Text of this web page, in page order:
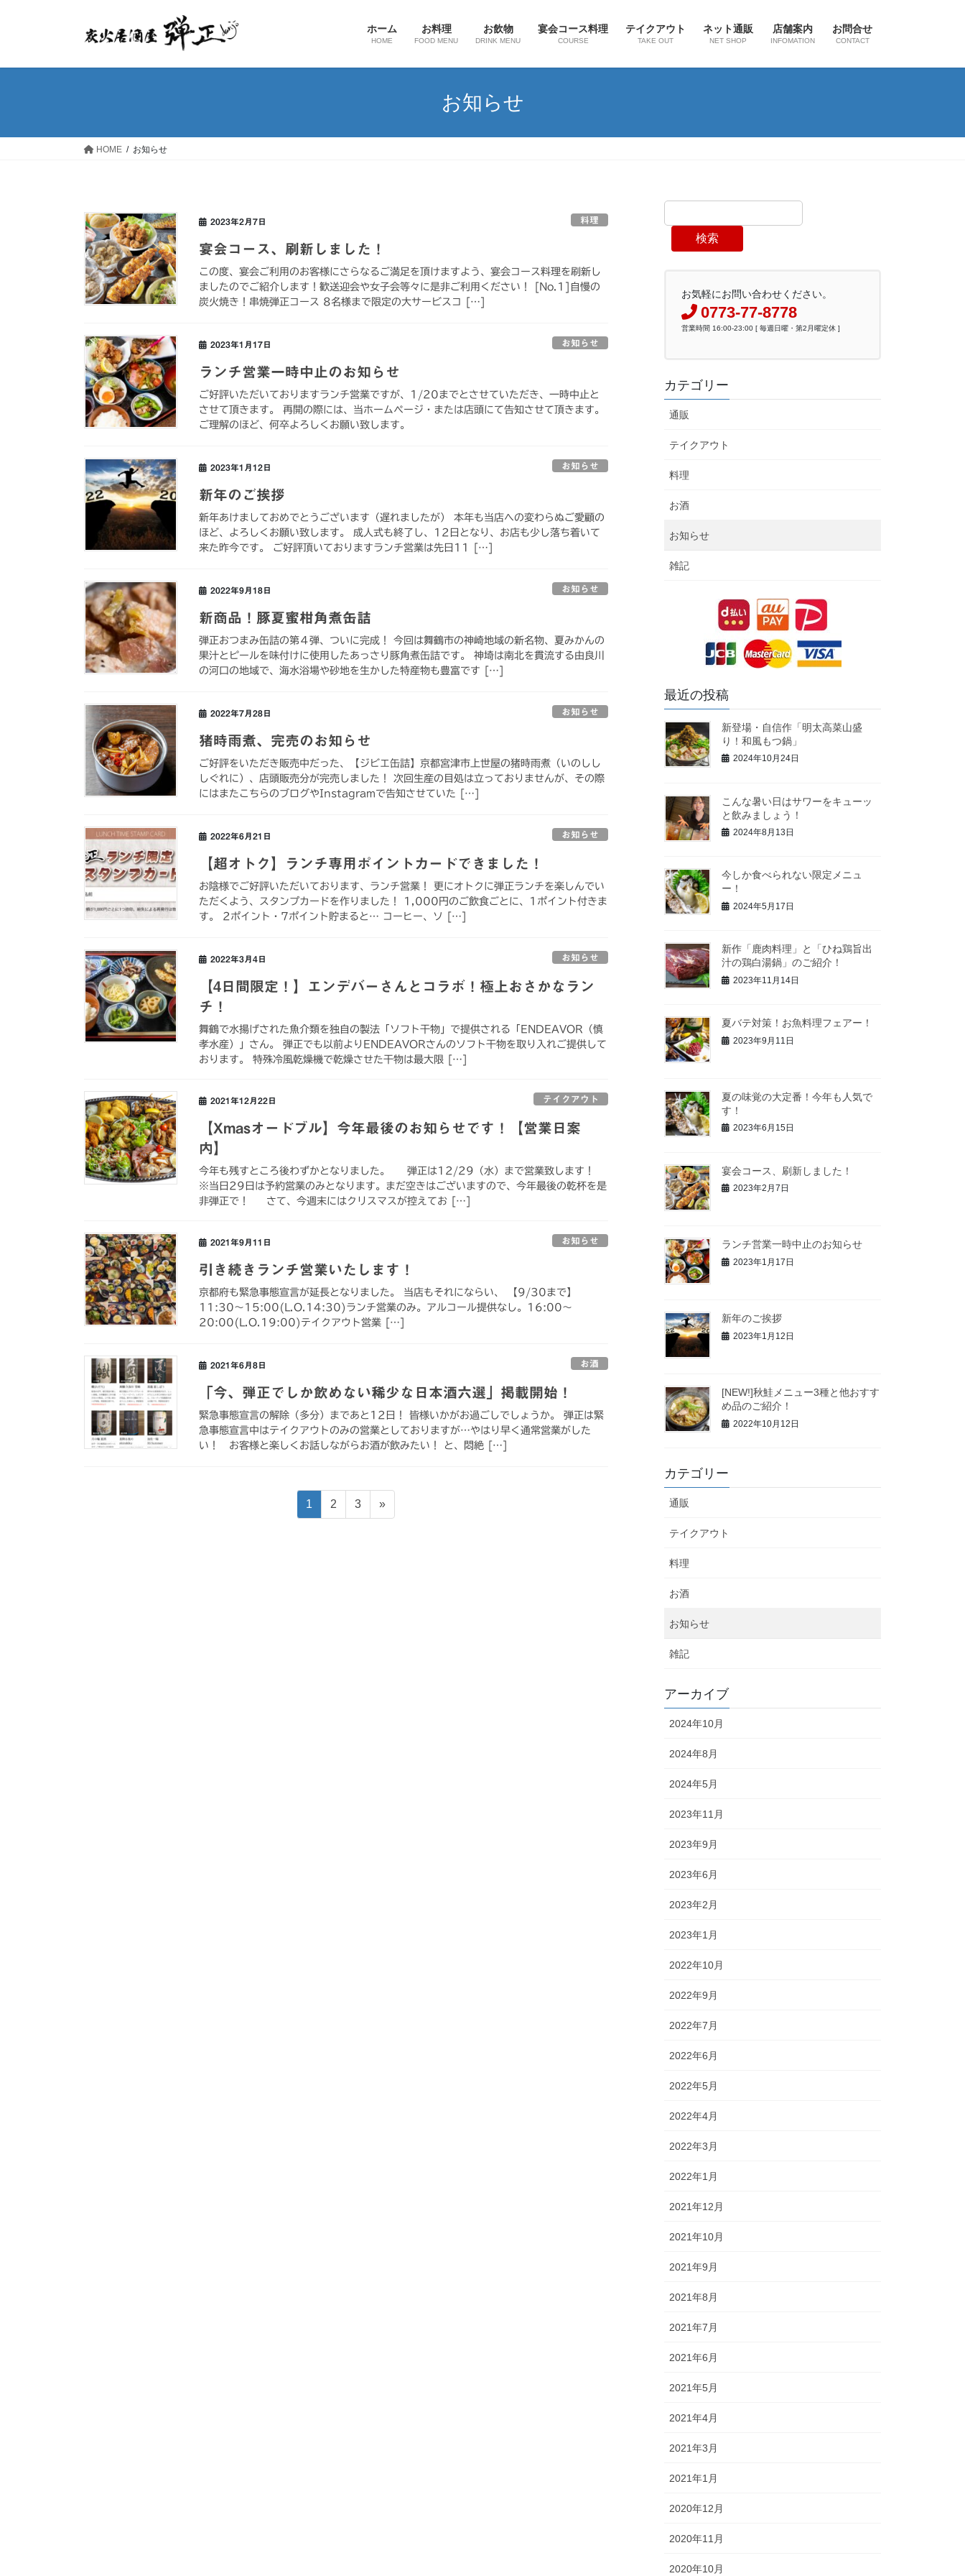
ホーム
HOME
お料理
FOOD MENU
お飲物
DRINK MENU
宴会コース料理
COURSE
テイクアウト
TAKE OUT
ネット通販
NET SHOP
店舗案内
INFOMATION
お問合せ
CONTACT
お知らせ
HOME お知らせ
2023年2月7日 料理
宴会コース、刷新しました！
この度、宴会ご利用のお客様にさらなるご満足を頂けますよう、宴会コース料理を刷新し
ましたのでご紹介します！歓送迎会や女子会等々に是非ご利用ください！ [No.1]自慢の
炭火焼き！串焼弾正コース 8名様まで限定の大サービスコ […]
2023年1月17日 お知らせ
ランチ営業一時中止のお知らせ
ご好評いただいておりますランチ営業ですが、1/20までとさせていただき、一時中止と
させて頂きます。 再開の際には、当ホームページ・または店頭にて告知させて頂きます。
ご理解のほど、何卒よろしくお願い致します。
2023年1月12日 お知らせ
新年のご挨拶
新年あけましておめでとうございます（遅れましたが） 本年も当店への変わらぬご愛顧の
ほど、よろしくお願い致します。 成人式も終了し、12日となり、お店も少し落ち着いて
来た昨今です。 ご好評頂いておりますランチ営業は先日11 […]
2022年9月18日 お知らせ
新商品！豚夏蜜柑角煮缶詰
弾正おつまみ缶詰の第４弾、ついに完成！ 今回は舞鶴市の神崎地域の新名物、夏みかんの
果汁とピールを味付けに使用したあっさり豚角煮缶詰です。 神埼は南北を貫流する由良川
の河口の地域で、海水浴場や砂地を生かした特産物も豊富です […]
2022年7月28日 お知らせ
猪時雨煮、完売のお知らせ
ご好評をいただき販売中だった、【ジビエ缶詰】京都宮津市上世屋の猪時雨煮（いのしし
しぐれに）、店頭販売分が完売しました！ 次回生産の目処は立っておりませんが、その際
にはまたこちらのブログやInstagramで告知させていた […]
2022年6月21日 お知らせ
【超オトク】ランチ専用ポイントカードできました！
お陰様でご好評いただいております、ランチ営業！ 更にオトクに弾正ランチを楽しんでい
ただくよう、スタンプカードを作りました！ 1,000円のご飲食ごとに、1ポイント付きま
す。 2ポイント・7ポイント貯まると… コーヒー、ソ […]
2022年3月4日 お知らせ
【4日間限定！】エンデバーさんとコラボ！極上おさかなラン
チ！
舞鶴で水揚げされた魚介類を独自の製法「ソフト干物」で提供される「ENDEAVOR（慎
孝水産）」さん。 弾正でも以前よりENDEAVORさんのソフト干物を取り入れご提供して
おります。 特殊冷風乾燥機で乾燥させた干物は最大限 […]
2021年12月22日 テイクアウト
【Xmasオードブル】今年最後のお知らせです！【営業日案
内】
今年も残すところ後わずかとなりました。 弾正は12/29（水）まで営業致します！
※当日29日は予約営業のみとなります。まだ空きはございますので、今年最後の乾杯を是
非弾正で！ さて、今週末にはクリスマスが控えてお […]
2021年9月11日 お知らせ
引き続きランチ営業いたします！
京都府も緊急事態宣言が延長となりました。 当店もそれにならい、 【9/30まで】
11:30〜15:00(L.O.14:30)ランチ営業のみ。アルコール提供なし。16:00〜
20:00(L.O.19:00)テイクアウト営業 […]
2021年6月8日 お酒
「今、弾正でしか飲めない稀少な日本酒六選」掲載開始！
緊急事態宣言の解除（多分）まであと12日！ 皆様いかがお過ごしでしょうか。 弾正は緊
急事態宣言中はテイクアウトのみの営業としておりますが…やはり早く通常営業がした
い！ お客様と楽しくお話しながらお酒が飲みたい！ と、悶絶 […]
固
定
1
固
定
2
固
定
3 »
検索
お気軽にお問い合わせください。
0773-77-8778
営業時間 16:00-23:00 [ 毎週日曜・第2月曜定休 ]
カテゴリー
通販
テイクアウト
料理
お酒
お知らせ
雑記
最近の投稿
新登場・自信作「明太高菜山盛
り！和風もつ鍋」
2024年10月24日
こんな暑い日はサワーをキューッ
と飲みましょう！
2024年8月13日
今しか食べられない限定メニュ
ー！
2024年5月17日
新作「鹿肉料理」と「ひね鶏旨出
汁の鶏白湯鍋」のご紹介！
2023年11月14日
夏バテ対策！お魚料理フェアー！
2023年9月11日
夏の味覚の大定番！今年も人気で
す！
2023年6月15日
宴会コース、刷新しました！
2023年2月7日
ランチ営業一時中止のお知らせ
2023年1月17日
新年のご挨拶
2023年1月12日
[NEW!]秋鮭メニュー3種と他おすす
め品のご紹介！
2022年10月12日
カテゴリー
通販
テイクアウト
料理
お酒
お知らせ
雑記
アーカイブ
2024年10月
2024年8月
2024年5月
2023年11月
2023年9月
2023年6月
2023年2月
2023年1月
2022年10月
2022年9月
2022年7月
2022年6月
2022年5月
2022年4月
2022年3月
2022年1月
2021年12月
2021年10月
2021年9月
2021年8月
2021年7月
2021年6月
2021年5月
2021年4月
2021年3月
2021年1月
2020年12月
2020年11月
2020年10月